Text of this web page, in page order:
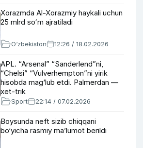
Xorazmda Al-Xorazmiy haykali uchun
25 mlrd soʻm ajratiladi
O‘zbekiston 12:26 / 18.02.2026
APL. “Arsenal” “Sanderlend”ni,
“Chelsi” “Vulverhempton”ni yirik
hisobda mag‘lub etdi. Palmerdan —
xet-trik
Sport 22:14 / 07.02.2026
Boysunda neft sizib chiqqani
bo‘yicha rasmiy ma’lumot berildi